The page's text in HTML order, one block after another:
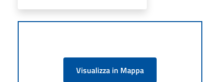
Visualizza in Mappa